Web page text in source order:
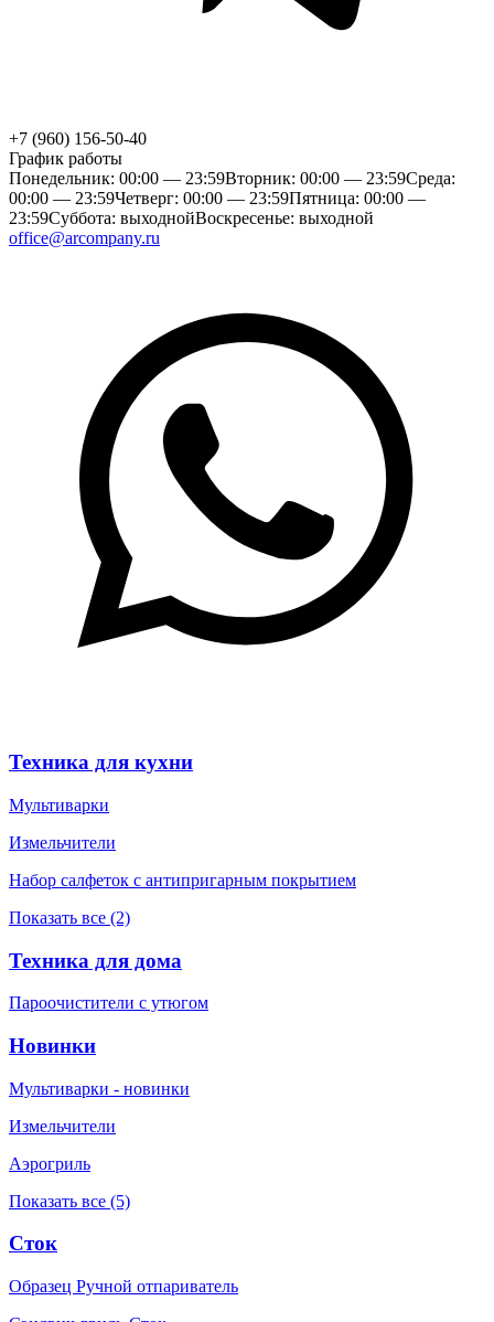
+7 (960) 156-50-40
График работы
Понедельник: 00:00 — 23:59Вторник: 00:00 — 23:59Среда:
00:00 — 23:59Четверг: 00:00 — 23:59Пятница: 00:00 —
23:59Суббота: выходнойВоскресенье: выходной
office@arcompany.ru
Техника для кухни
Мультиварки
Измельчители
Набор салфеток с антипригарным покрытием
Показать все (2)
Техника для дома
Пароочистители с утюгом
Новинки
Мультиварки - новинки
Измельчители
Аэрогриль
Показать все (5)
Сток
Образец Ручной отпариватель